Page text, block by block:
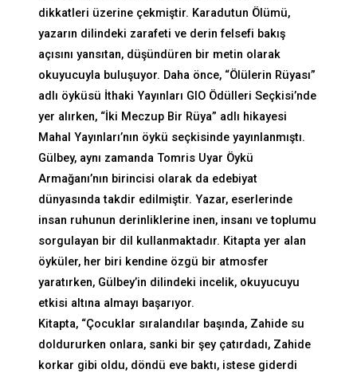
dikkatleri üzerine çekmiştir. Karadutun Ölümü,
yazarın dilindeki zarafeti ve derin felsefi bakış
açısını yansıtan, düşündüren bir metin olarak
okuyucuyla buluşuyor. Daha önce, “Ölülerin Rüyası”
adlı öyküsü İthaki Yayınları GIO Ödülleri Seçkisi’nde
yer alırken, “İki Meczup Bir Rüya” adlı hikayesi
Mahal Yayınları’nın öykü seçkisinde yayınlanmıştı.
Gülbey, aynı zamanda Tomris Uyar Öykü
Armağanı’nın birincisi olarak da edebiyat
dünyasında takdir edilmiştir. Yazar, eserlerinde
insan ruhunun derinliklerine inen, insanı ve toplumu
sorgulayan bir dil kullanmaktadır. Kitapta yer alan
öyküler, her biri kendine özgü bir atmosfer
yaratırken, Gülbey’in dilindeki incelik, okuyucuyu
etkisi altına almayı başarıyor.
Kitapta, “Çocuklar sıralandılar başında, Zahide su
doldururken onlara, sanki bir şey çatırdadı, Zahide
korkar gibi oldu, döndü eve baktı, istese giderdi